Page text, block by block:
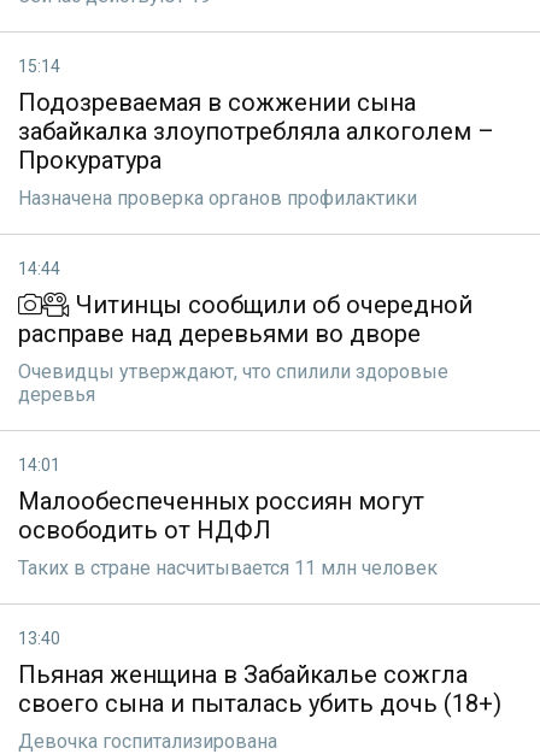
15:14
Подозреваемая в сожжении сына
забайкалка злоупотребляла алкоголем –
Прокуратура
Назначена проверка органов профилактики
14:44
Читинцы сообщили об очередной
расправе над деревьями во дворе
Очевидцы утверждают, что спилили здоровые
деревья
14:01
Малообеспеченных россиян могут
освободить от НДФЛ
Таких в стране насчитывается 11 млн человек
13:40
Пьяная женщина в Забайкалье сожгла
своего сына и пыталась убить дочь (18+)
Девочка госпитализирована